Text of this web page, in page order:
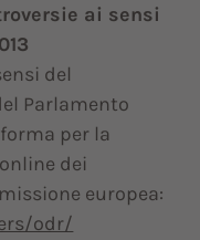
ai sensi
del
Parlamento
per la
dei
europea:
odr/